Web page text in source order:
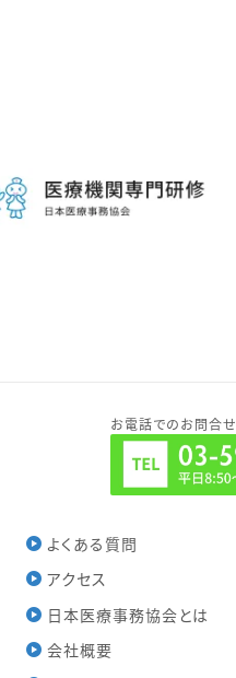
お電話でのお問合せ
よくある質問
アクセス
日本医療事務協会とは
会社概要